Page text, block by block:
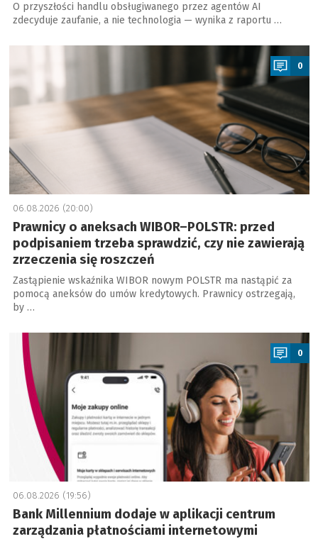
O przyszłości handlu obsługiwanego przez agentów AI
zdecyduje zaufanie, a nie technologia — wynika z raportu …
a
0
06.08.2026 (20:00)
Prawnicy o aneksach WIBOR–POLSTR: przed
podpisaniem trzeba sprawdzić, czy nie zawierają
zrzeczenia się roszczeń
Zastąpienie wskaźnika WIBOR nowym POLSTR ma nastąpić za
pomocą aneksów do umów kredytowych. Prawnicy ostrzegają,
by …
0
06.08.2026 (19:56)
Bank Millennium dodaje w aplikacji centrum
zarządzania płatnościami internetowymi